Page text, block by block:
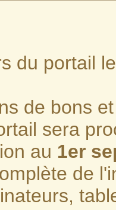
du portail
de bons
sera
au 1er
de